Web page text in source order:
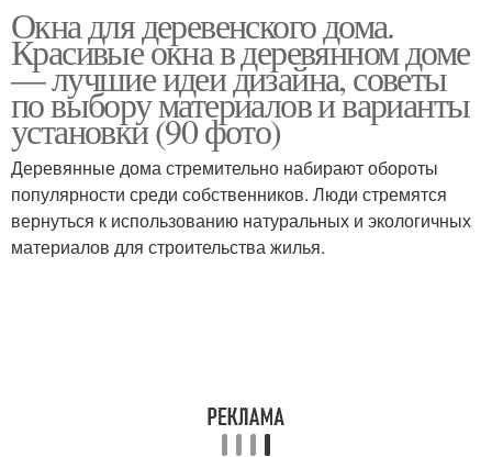
Окна для деревенского дома.
Красивые окна в деревянном доме
— лучшие идеи дизайна, советы
по выбору материалов и варианты
установки (90 фото)
Деревянные дома стремительно набирают обороты
популярности среди собственников. Люди стремятся
вернуться к использованию натуральных и экологичных
материалов для строительства жилья.